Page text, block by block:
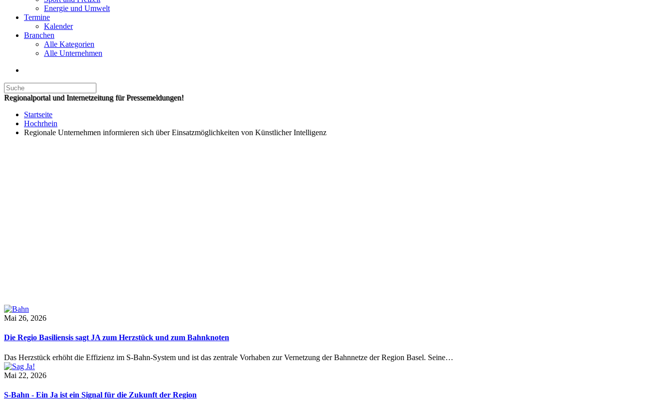
Energie und Umwelt
Termine
Kalender
Branchen
Alle Kategorien
Alle Unternehmen
Regionalportal und Internetzeitung für Pressemeldungen!
Startseite
Hochrhein
Regionale Unternehmen informieren sich über Einsatzmöglichkeiten von Künstlicher Intelligenz
Mai 26, 2026
Die Regio Basiliensis sagt JA zum Herzstück und zum Bahnknoten
Das Herzstück erhöht die Effizienz im S-Bahn-System und ist das zentrale Vorhaben zur Vernetzung der Bahnnetze der Region Basel. Seine…
Mai 22, 2026
S-Bahn - Ein Ja ist ein Signal für die Zukunft der Region